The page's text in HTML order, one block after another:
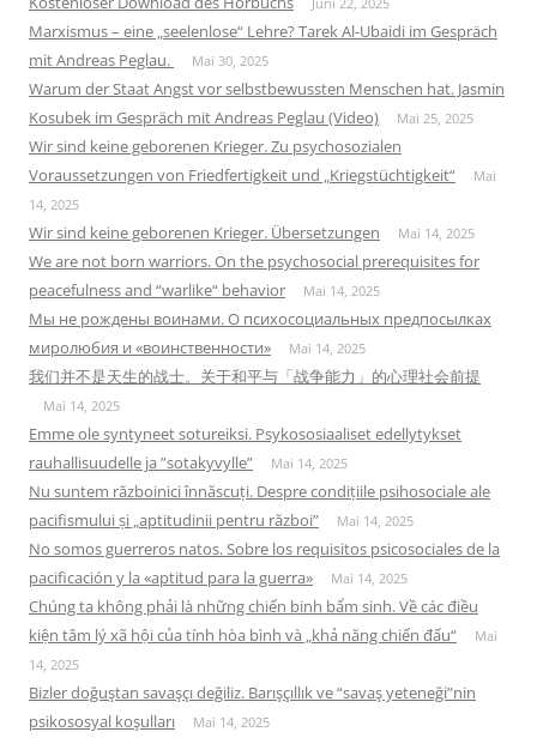
Marxismus – eine „seelenlose“ Lehre? Tarek Al-Ubaidi im Gespräch
mit Andreas Peglau.
Mai 30, 2025
Warum der Staat Angst vor selbstbewussten Menschen hat. Jasmin
Kosubek im Gespräch mit Andreas Peglau (Video)
Mai 25, 2025
Wir sind keine geborenen Krieger. Zu psychosozialen
Voraussetzungen von Friedfertigkeit und „Kriegstüchtigkeit“
Mai
14, 2025
Wir sind keine geborenen Krieger. Übersetzungen Mai 14, 2025
We are not born warriors. On the psychosocial prerequisites for
peacefulness and “warlike“ behavior
Mai 14, 2025
Мы не рождены воинами. О психосоциальных предпосылках
миролюбия и «воинственности»
Mai 14, 2025
我们并不是天生的战士。关于和平与「战争能力」的心理社会前提
Mai 14, 2025
Emme ole syntyneet sotureiksi. Psykososiaaliset edellytykset
rauhallisuudelle ja ”sotakyvylle”
Mai 14, 2025
Nu suntem războinici înnăscuți. Despre condițiile psihosociale ale
pacifismului și „aptitudinii pentru război”
Mai 14, 2025
No somos guerreros natos. Sobre los requisitos psicosociales de la
pacificación y la «aptitud para la guerra»
Mai 14, 2025
Chúng ta không phải là những chiến binh bẩm sinh. Về các điều
kiện tâm lý xã hội của tính hòa bình và „khả năng chiến đấu“
Mai
14, 2025
Bizler doğuştan savaşçı değiliz. Barışçıllık ve “savaş yeteneği”nin
psikososyal koşulları
Mai 14, 2025